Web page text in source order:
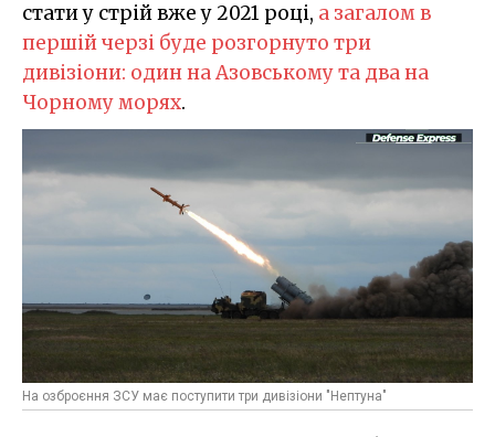
стати у стрій вже у 2021 році, а загалом в
першій черзі буде розгорнуто три
дивізіони: один на Азовському та два на
Чорному морях.
На озброєння ЗСУ має поступити три дивізіони "Нептуна"